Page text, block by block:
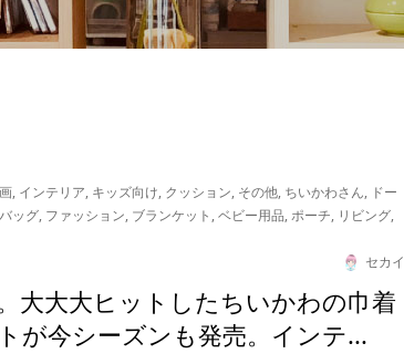
, インテリア, キッズ向け, クッション, その他, ちいかわさん, ドー
バッグ, ファッション, ブランケット ,ベビー用品,ポーチ, リビング,
セカイ
大大大ヒットしたちいかわの巾着
が今シーズンも発売。インテ...